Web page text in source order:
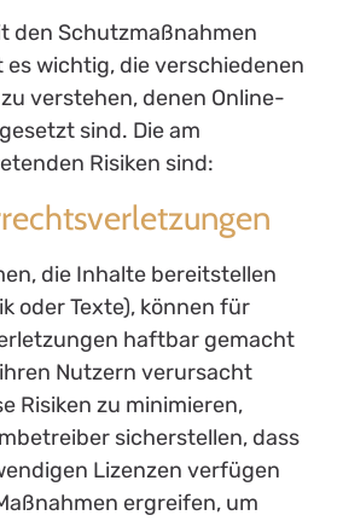
den Schutzmaßnahmen
wichtig, die verschiedenen
verstehen, denen Online-
sind. Die am
Risiken sind:
die Inhalte bereitstellen
oder Texte), können für
haftbar gemacht
Nutzern verursacht
Risiken zu minimieren,
sicherstellen, dass
Lizenzen verfügen
ergreifen, um